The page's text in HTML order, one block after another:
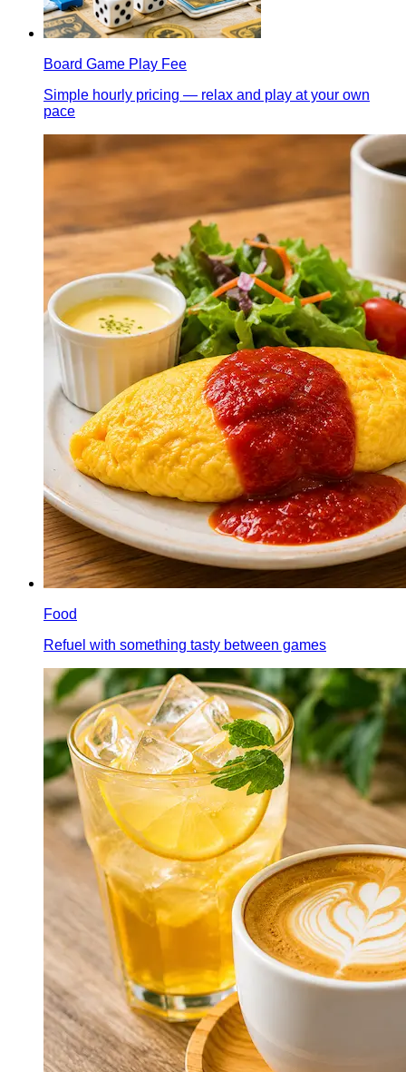
Board Game Play Fee
Simple hourly pricing — relax and play at your own
pace
Food
Refuel with something tasty between games